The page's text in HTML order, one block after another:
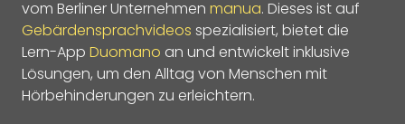
vom Berliner Unternehmen manua. Dieses ist auf
Gebärdensprachvideos spezialisiert, bietet die
Lern-App Duomano an und entwickelt inklusive
Lösungen, um den Alltag von Menschen mit
Hörbehinderungen zu erleichtern.